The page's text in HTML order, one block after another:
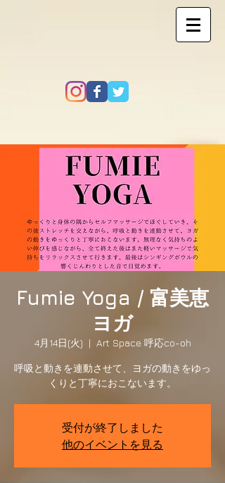
Fumie Yoga / 富美恵
ヨガ
4月14日(火)
  |
Art Space 呼応co-oh
呼吸と動きを連動させて、ヨガの動きをゆっ
くりと丁寧におこないます。
受付が終了しました
他のイベントを見る